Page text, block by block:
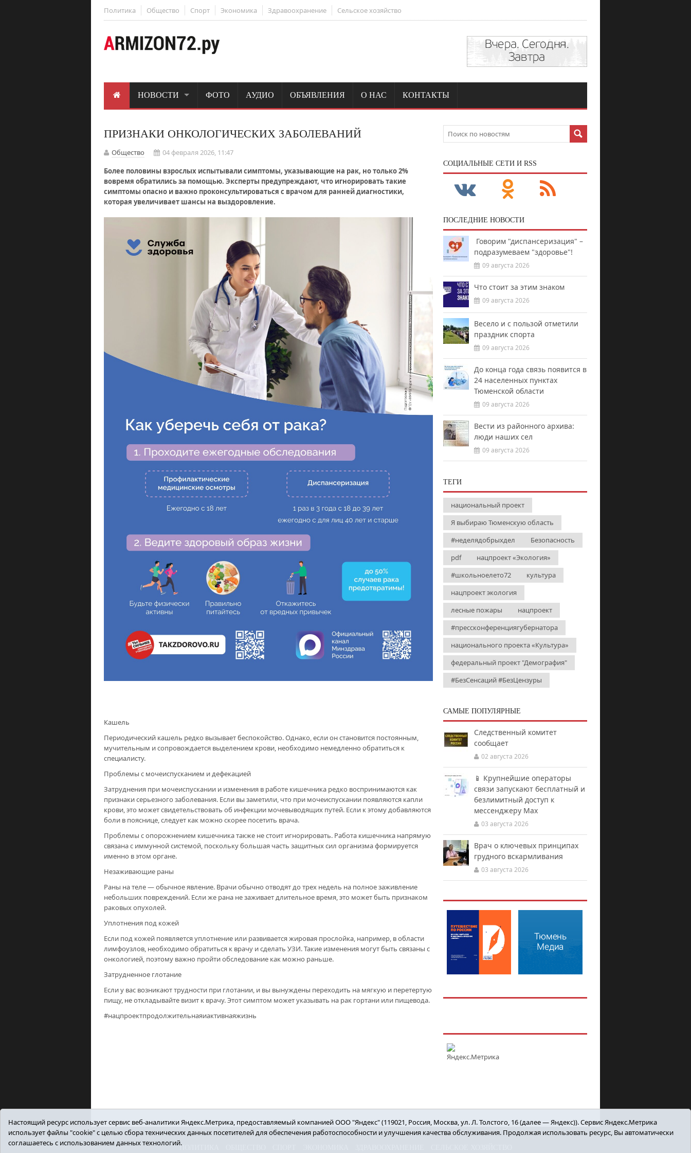
Политика Общество Спорт Экономика Здравоохранение Сельское хозяйство
НОВОСТИ ФОТО АУДИО ОБЪЯВЛЕНИЯ О НАС КОНТАКТЫ
ПРИЗНАКИ ОНКОЛОГИЧЕСКИХ ЗАБОЛЕВАНИЙ
Общество
04 февраля 2026, 11:47
Более половины взрослых испытывали симптомы, указывающие на рак, но только 2%
вовремя обратились за помощью. Эксперты предупреждают, что игнорировать такие
симптомы опасно и важно проконсультироваться с врачом для ранней диагностики,
которая увеличивает шансы на выздоровление.
Кашель
Периодический кашель редко вызывает беспокойство. Однако, если он становится постоянным,
мучительным и сопровождается выделением крови, необходимо немедленно обратиться к
специалисту.
Проблемы с мочеиспусканием и дефекацией
Затруднения при мочеиспускании и изменения в работе кишечника редко воспринимаются как
признаки серьезного заболевания. Если вы заметили, что при мочеиспускании появляются капли
крови, это может свидетельствовать об инфекции мочевыводящих путей. Если к этому добавляются
боли в пояснице, следует как можно скорее посетить врача.
Проблемы с опорожнением кишечника также не стоит игнорировать. Работа кишечника напрямую
связана с иммунной системой, поскольку большая часть защитных сил организма формируется
именно в этом органе.
Незаживающие раны
Раны на теле — обычное явление. Врачи обычно отводят до трех недель на полное заживление
небольших повреждений. Если же рана не заживает длительное время, это может быть признаком
раковых опухолей.
Уплотнения под кожей
Если под кожей появляется уплотнение или развивается жировая прослойка, например, в области
лимфоузлов, необходимо обратиться к врачу и сделать УЗИ. Такие изменения могут быть связаны с
онкологией, поэтому важно пройти обследование как можно раньше.
Затрудненное глотание
Если у вас возникают трудности при глотании, и вы вынуждены переходить на мягкую и перетертую
пищу, не откладывайте визит к врачу. Этот симптом может указывать на рак гортани или пищевода.
#нацпроектпродолжительнаяиактивнаяжизнь
CОЦИАЛЬНЫЕ СЕТИ И RSS
ПОСЛЕДНИЕ НОВОСТИ
Говорим "диспансеризация" –
подразумеваем "здоровье"!
09 августа 2026
Что стоит за этим знаком
09 августа 2026
Весело и с пользой отметили
праздник спорта
09 августа 2026
До конца года связь появится в
24 населенных пунктах
Тюменской области
09 августа 2026
Вести из районного архива:
люди наших сел
09 августа 2026
ТЕГИ
национальный проект
Я выбираю Тюменскую область
#неделядобрыхдел
Безопасность
pdf
нацпроект «Экология»
#школьноелето72
культура
нацпроект экология
лесные пожары
нацпроект
#прессконференциягубернатора
национального проекта «Культура»
федеральный проект "Демография"
#БезСенсаций #БезЦензуры
САМЫЕ ПОПУЛЯРНЫЕ
Следственный комитет
сообщает
02 августа 2026
📱 Крупнейшие операторы
связи запускают бесплатный и
безлимитный доступ к
мессенджеру Мах
03 августа 2026
Врач о ключевых принципах
грудного вскармливания
03 августа 2026
ПОЛИТИКА
Настоящий ресурс использует сервис веб-аналитики Яндекс.Метрика, предоставляемый компанией ООО "Яндекс" (119021, Россия, Москва, ул. Л. Толстого, 16 (далее — Яндекс)). Сервис Яндекс.Метрика
использует файлы "cookie" с целью сбора технических данных посетителей для обеспечения работоспособности и улучшения качества обслуживания. Продолжая использовать ресурс, Вы автоматически
соглашаетесь с использованием данных технологий.